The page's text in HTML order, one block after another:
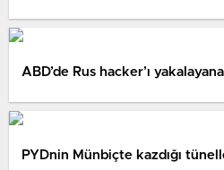
ABD’de Rus hacker’ı
PYDnin Münbiçte kazdığı